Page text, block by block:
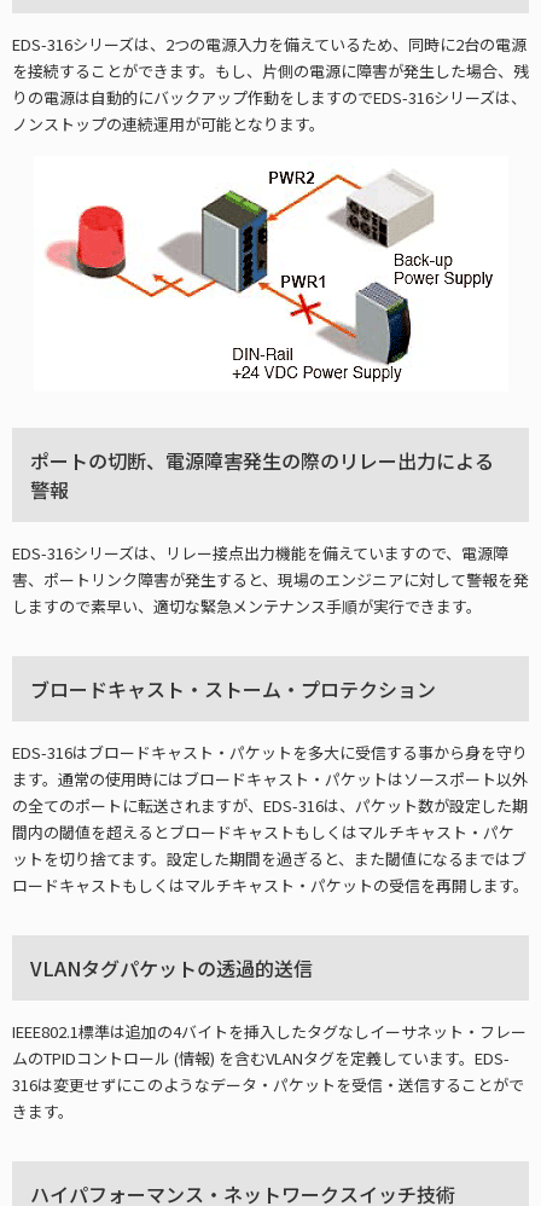
EDS-316シリーズは、2つの電源入力を備えているため、同時に2台の電源
を接続することができます。もし、片側の電源に障害が発生した場合、残
りの電源は自動的にバックアップ作動をしますのでEDS-316シリーズは、
ノンストップの連続運用が可能となります。
ポートの切断、電源障害発生の際のリレー出力による
警報
EDS-316シリーズは、リレー接点出力機能を備えていますので、電源障
害、ポートリンク障害が発生すると、現場のエンジニアに対して警報を発
しますので素早い、適切な緊急メンテナンス手順が実行できます。
ブロードキャスト・ストーム・プロテクション
EDS-316はブロードキャスト・パケットを多大に受信する事から身を守り
ます。通常の使用時にはブロードキャスト・パケットはソースポート以外
の全てのポートに転送されますが、EDS-316は、パケット数が設定した期
間内の閾値を超えるとブロードキャストもしくはマルチキャスト・パケ
ットを切り捨てます。設定した期間を過ぎると、また閾値になるまではブ
ロードキャストもしくはマルチキャスト・パケットの受信を再開します。
VLANタグパケットの透過的送信
IEEE802.1標準は追加の4バイトを挿入したタグなしイーサネット・フレー
ムのTPIDコントロール (情報) を含むVLANタグを定義しています。EDS-
316は変更せずにこのようなデータ・パケットを受信・送信することがで
きます。
ハイパフォーマンス・ネットワークスイッチ技術